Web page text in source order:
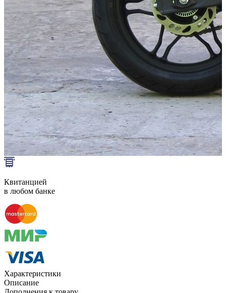
Добавить к сравнению
Нет в наличии
Сообщить о наличии
Способы оплаты
Наличными курьеру
Квитанцией
в любом банке
Характеристики
Описание